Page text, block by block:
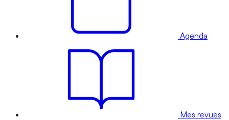
Agenda
Mes revues